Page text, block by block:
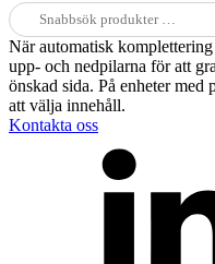
Sök
efter:
När automatisk
upp- och nedpilarna för att
önskad sida. På enheter med
att välja innehåll.
Kontakta oss